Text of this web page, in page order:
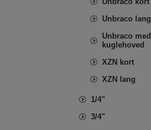
Unbraco lang
Unbraco med
kuglehoved
XZN kort
XZN lang
1/4"
3/4"